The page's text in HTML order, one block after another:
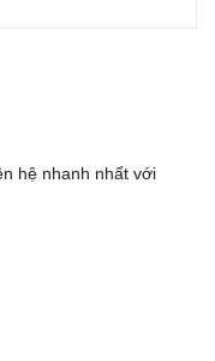
hệ nhanh nhất với